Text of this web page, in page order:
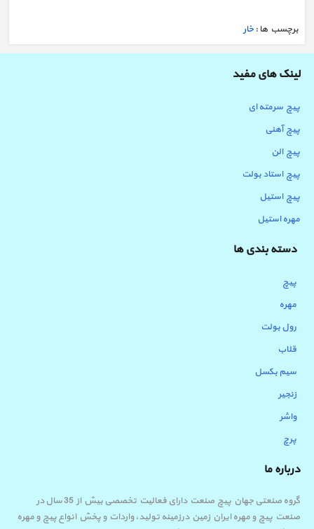
برچسب ها : خار
لینک های مفید
پیچ سرمته ای
پیچ آهنی
پیچ الن
پیچ استاد بولت
پیچ استیل
مهره استیل
دسته بندی ها
پیچ
مهره
رول بولت
قلاب
سیم بکسل
زنجیر
واشر
پرچ
درباره ما
گروه صنعتی جهان پیچ صنعت دارای فعالیت تخصصی بیش از 35 سال در
صنعت پیچ و مهره ایران زمین درزمینه تولید، واردات و پخش انواع پیچ و مهره